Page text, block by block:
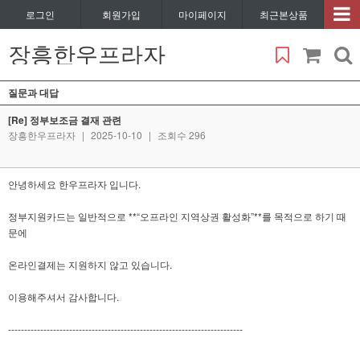
로그인 회원가입 마이페이지 최근본상품
장흥한우프라자
질문과 대답
[Re] 정부보조금 결재 관련
장흥한우프라자 | 2025-10-10 | 조회수 296
안녕하세요 한우프라자 입니다.
정부지원카드는 일반적으로 **“오프라인 지역상권 활성화”**를 목적으로 하기 때
문에
온라인결제는 지원하지 않고 있습니다.
이용해주셔서 감사합니다.
-------------------------------------------------------------------------